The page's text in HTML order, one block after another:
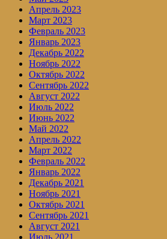
Апрель 2023
Март 2023
Февраль 2023
Январь 2023
Декабрь 2022
Ноябрь 2022
Октябрь 2022
Сентябрь 2022
Август 2022
Июль 2022
Июнь 2022
Май 2022
Апрель 2022
Март 2022
Февраль 2022
Январь 2022
Декабрь 2021
Ноябрь 2021
Октябрь 2021
Сентябрь 2021
Август 2021
Июль 2021